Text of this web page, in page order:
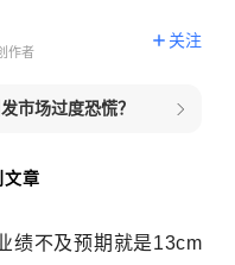
作者
关注
市场过度恐慌？
文章
绩不及预期就是13cm